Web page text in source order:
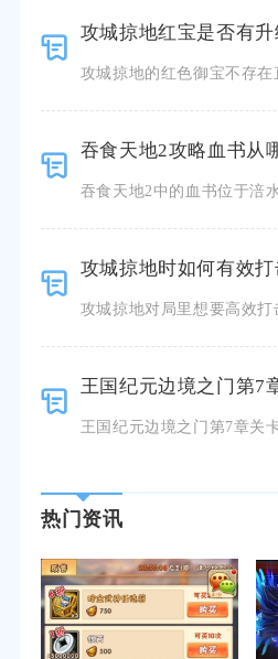
攻城掠地红宝是否有
吞食天地2攻略血书从
攻城掠地时如何有效
热门资讯